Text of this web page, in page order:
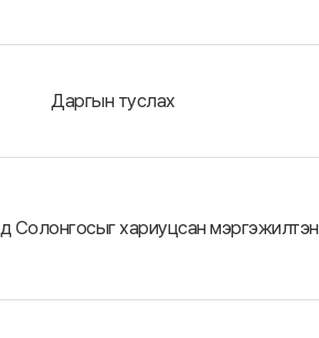
Даргын туслах
Солонгосыг хариуцсан мэргэжилтэн